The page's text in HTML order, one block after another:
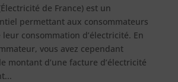
de France) est un
permettant aux consommateurs
consommation d’électricité. En
vous avez cependant
montant d’une facture d’électricité